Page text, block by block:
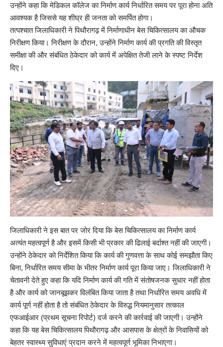
उन्होंने कहा कि मेडिकल कॉलेज का निर्माण कार्य निर्धारित समय पर पूरा होना अति
आवश्यक है जिससे यह शीघ्र ही जनता को समर्पित होगा।
तत्पश्चात जिलाधिकारी ने पिथौरागढ़ में निर्माणाधीन बेस चिकित्सालय का औचक
निरीक्षण किया। निरीक्षण के दौरान, उन्होंने निर्माण कार्य की प्रगति की विस्तृत
समीक्षा की और संबंधित ठेकेदार को कार्य में अपेक्षित तेजी लाने के स्पष्ट निर्देश
दिए।
जिलाधिकारी ने इस बात पर जोर दिया कि बेस चिकित्सालय का निर्माण कार्य
अत्यंत महत्वपूर्ण है और इसमें किसी भी प्रकार की ढिलाई बर्दाश्त नहीं की जाएगी।
उन्होंने ठेकेदार को निर्देशित किया कि कार्य की गुणवत्ता के साथ कोई समझौता किए
बिना, निर्धारित समय सीमा के भीतर निर्माण कार्य पूरा किया जाए। जिलाधिकारी ने
चेतावनी देते हुए कहा कि यदि निर्माण कार्य की गति में संतोषजनक सुधार नहीं होता
है और कार्य को जानबूझकर विलंबित किया जाता है तथा निर्धारित समय अवधि में
कार्य पूर्ण नहीं होता है तो संबंधित ठेकेदार के विरुद्ध नियमानुसार तत्काल
एफआईआर (प्रथम सूचना रिपोर्ट) दर्ज करने की कार्रवाई की जाएगी। उन्होंने
कहा कि यह बेस चिकित्सालय पिथौरागढ़ और आसपास के क्षेत्रों के निवासियों को
बेहतर स्वास्थ्य सुविधाएं प्रदान करने में महत्वपूर्ण भूमिका निभाएगा।